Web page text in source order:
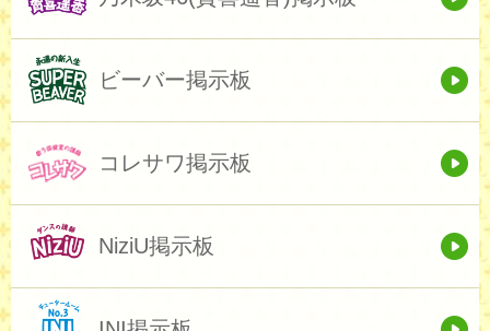
ビーバー掲示板
コレサワ掲示板
NiziU掲示板